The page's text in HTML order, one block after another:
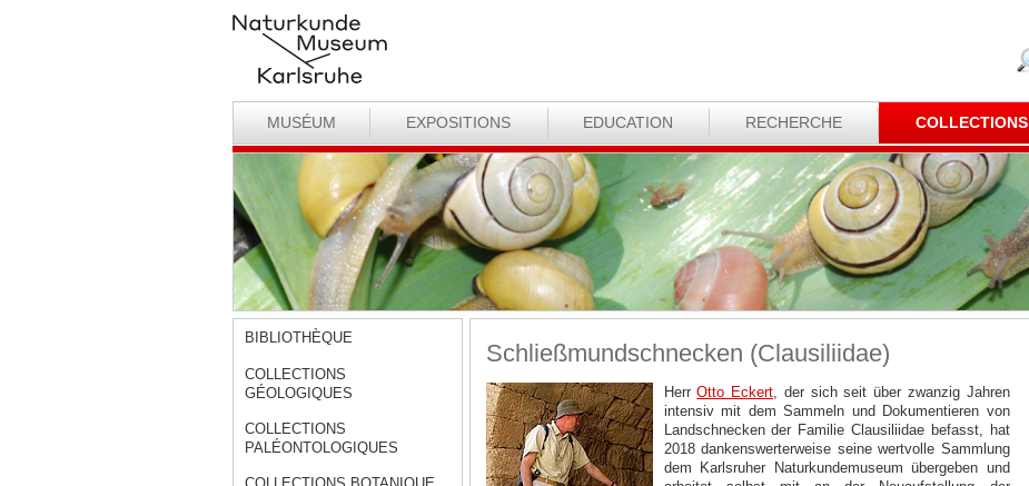
MUSÉUM EXPOSITIONS EDUCATION RECHERCHE COLLECTIONS
BIBLIOTHÈQUE
COLLECTIONS
GÉOLOGIQUES
COLLECTIONS
PALÉONTOLOGIQUES
Schließmundschnecken (Clausiliidae)
HerrOtto Eckert, der sich seit über zwanzig Jahren
intensiv mit dem Sammeln und Dokumentieren von
Landschnecken der Familie Clausiliidae befasst, hat
2018 dankenswerterweise seine wertvolle Sammlung
dem Karlsruher Naturkundemuseum übergeben und